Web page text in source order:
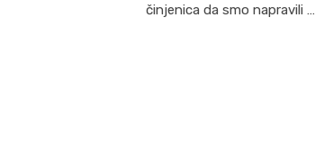
činjenica da smo napravili …